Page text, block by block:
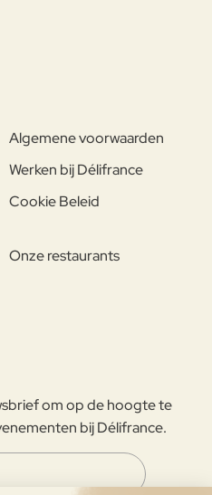
Algemene voorwaarden
Werken bij Délifrance
Cookie Beleid
Onze restaurants
om op de hoogte te
bij Délifrance.